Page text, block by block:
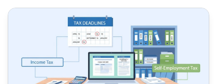
Prečo musia affiliate marketéri podávať daňové priznanie